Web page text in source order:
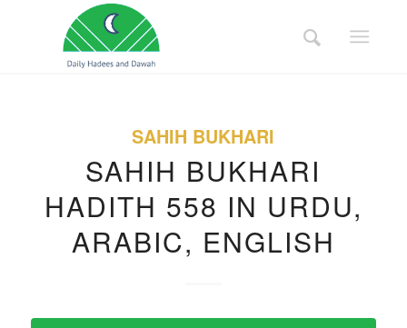
SAHIH BUKHARI
SAHIH BUKHARI
HADITH 558 IN URDU,
ARABIC, ENGLISH